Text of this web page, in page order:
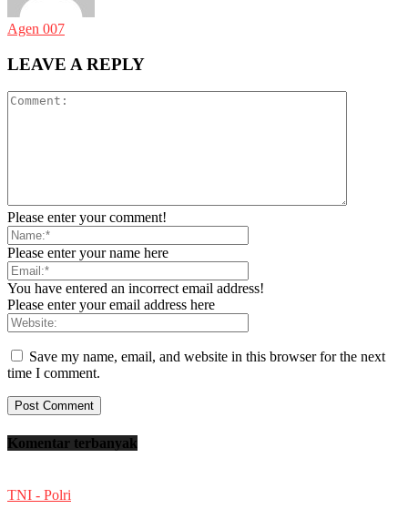
Agen 007
LEAVE A REPLY
Please enter your comment!
Please enter your name here
You have entered an incorrect email address!
Please enter your email address here
Save my name, email, and website in this browser for the next
time I comment.
Komentar terbanyak
TNI - Polri